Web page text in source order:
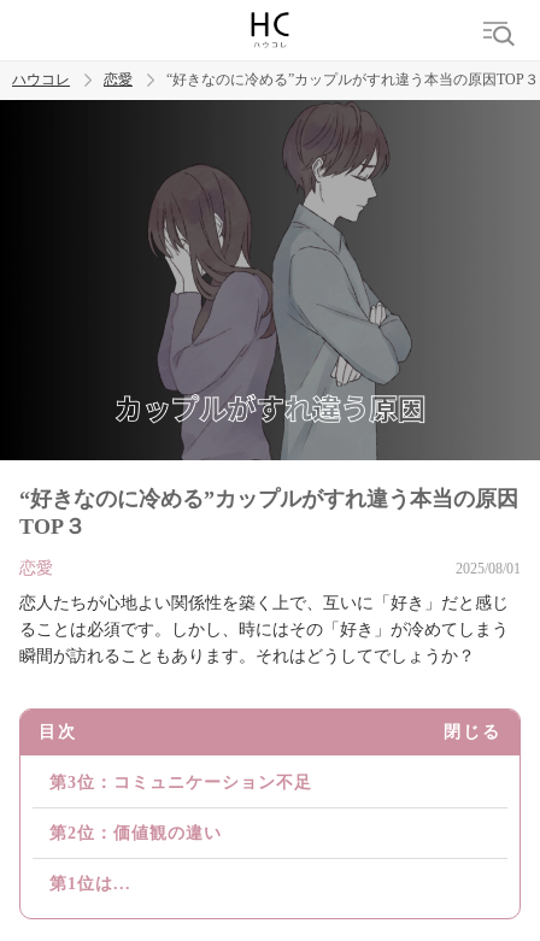
ハウコレ 恋愛 “好きなのに冷める”カップルがすれ違う本当の原因TOP３
“好きなのに冷める”カップルがすれ違う本当の原因
TOP３
恋愛 2025/08/01
恋人たちが心地よい関係性を築く上で、互いに「好き」だと感じ
ることは必須です。しかし、時にはその「好き」が冷めてしまう
瞬間が訪れることもあります。それはどうしてでしょうか？
目次 閉じる
第3位：コミュニケーション不足
第2位：価値観の違い
第1位は...